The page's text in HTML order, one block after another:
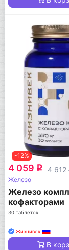
-12%
4 059 q 4 612
Железо
Железо
кофакторами
30 таблеток
Жизнивек
В